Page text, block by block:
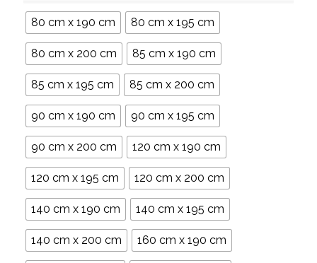
80 cm x 190 cm 80 cm x 195 cm
80 cm x 200 cm 85 cm x 190 cm
85 cm x 195 cm 85 cm x 200 cm
90 cm x 190 cm 90 cm x 195 cm
90 cm x 200 cm 120 cm x 190 cm
120 cm x 195 cm 120 cm x 200 cm
140 cm x 190 cm 140 cm x 195 cm
140 cm x 200 cm 160 cm x 190 cm